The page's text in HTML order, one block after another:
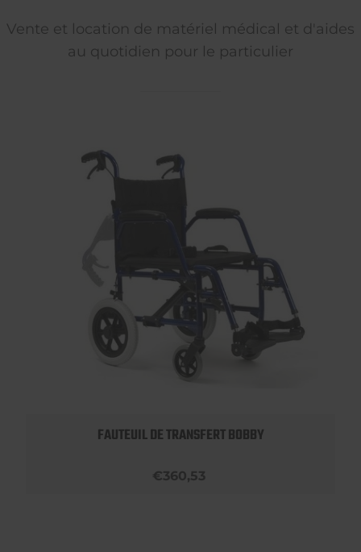
Vente et location de matériel médical et d'aides
au quotidien pour le particulier
FAUTEUIL DE TRANSFERT BOBBY
€360,53